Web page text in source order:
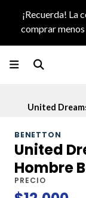
¡Recuerda! La
comprar
United
BENETTON
United
Hombre
PRECIO